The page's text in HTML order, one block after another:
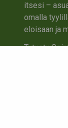
itsesi –
omalla
eloisaan ja
Tutustu